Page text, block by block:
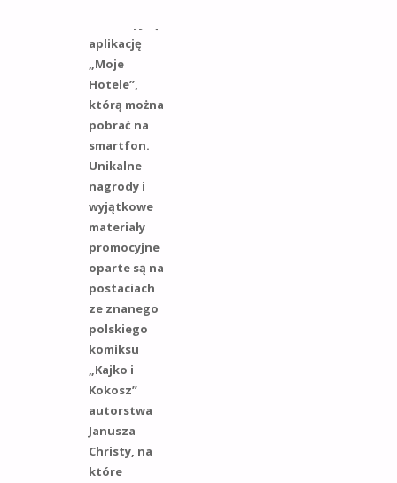
aplikację
„Moje
Hotele”,
którą można
pobrać na
smartfon.
Unikalne
nagrody i
wyjątkowe
materiały
promocyjne
oparte są na
postaciach
ze znanego
polskiego
komiksu
„Kajko i
Kokosz”
autorstwa
Janusza
Christy, na
które